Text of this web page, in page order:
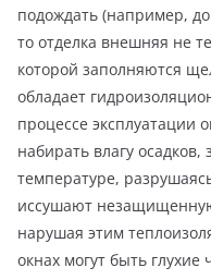
подождать (например,
то отделка внешняя не
которой заполняются
обладает
процессе эксплуатации
набирать влагу
температуре,
иссушают
нарушая этим
окнах могут быть глухие